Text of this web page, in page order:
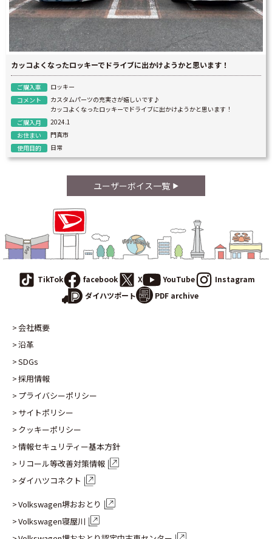
カッコよくなったロッキーでドライブに出かけようかと思います！
ご購入車
ロッキー
コメント
カスタムパーツの充実さが嬉しいです♪
カッコよくなったロッキーでドライブに出かけようかと思います！
ご購入月
2024.1
お住まい
門真市
使用目的
日常
ユーザーボイス一覧
TikTok facebook X YouTube
Instagram
ダイハツポート
PDF archive
会社概要
沿革
SDGs
採用情報
プライバシーポリシー
サイトポリシー
クッキーポリシー
情報セキュリティー基本方針
リコール等改善対策情報
ダイハツコネクト
Volkswagen堺おおとり
Volkswagen寝屋川